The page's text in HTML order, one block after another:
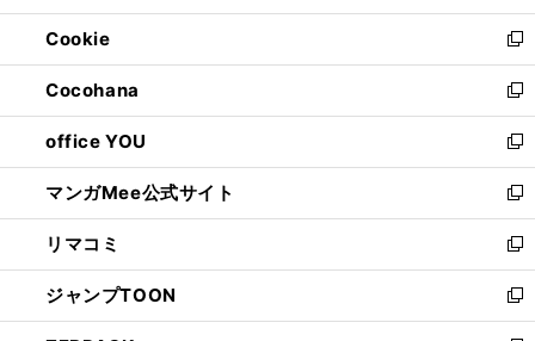
開
く
ウ
で
開
く
ン
ド
ウ
で
開
く
ウ
ィ
ン
ド
ウ
で
開
く
Cookie
新
し
い
ウ
ィ
ン
ド
ウ
で
開
く
Cocohana
新
し
い
ウ
ィ
ン
ド
ウ
で
開
office YOU
新
し
い
ウ
ィ
ン
ド
ウ
マンガMee公式サイト
新
し
い
ウ
ィ
ン
リマコミ
新
し
い
ウ
ジャンプTOON
新
し